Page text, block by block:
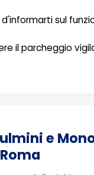
sul
il parcheggio
e